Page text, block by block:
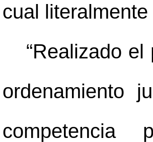
cual
“Realizado
ordenamiento